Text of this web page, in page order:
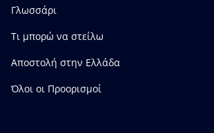
Γλωσσάρι
Τι μπορώ να στείλω
Αποστολή στην Ελλάδα
Όλοι οι Προορισμοί